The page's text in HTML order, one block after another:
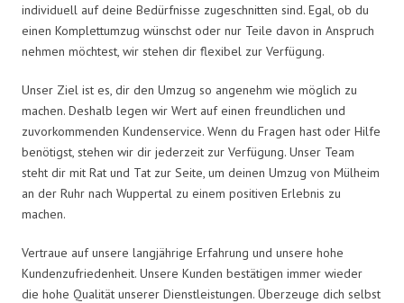
individuell auf deine Bedürfnisse zugeschnitten sind. Egal, ob du
einen Komplettumzug wünschst oder nur Teile davon in Anspruch
nehmen möchtest, wir stehen dir flexibel zur Verfügung.
Unser Ziel ist es, dir den Umzug so angenehm wie möglich zu
machen. Deshalb legen wir Wert auf einen freundlichen und
zuvorkommenden Kundenservice. Wenn du Fragen hast oder Hilfe
benötigst, stehen wir dir jederzeit zur Verfügung. Unser Team
steht dir mit Rat und Tat zur Seite, um deinen Umzug von Mülheim
an der Ruhr nach Wuppertal zu einem positiven Erlebnis zu
machen.
Vertraue auf unsere langjährige Erfahrung und unsere hohe
Kundenzufriedenheit. Unsere Kunden bestätigen immer wieder
die hohe Qualität unserer Dienstleistungen. Überzeuge dich selbst